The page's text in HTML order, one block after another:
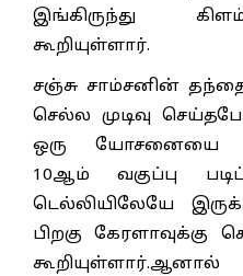
இங்கிருந்து
கூறியுள்ளார்.
சஞ்சு சாம்சனின்
செல்ல முடிவு
ஒரு யோசனையை
10ஆம் வகுப்பு
டெல்லியிலேயே
பிறகு